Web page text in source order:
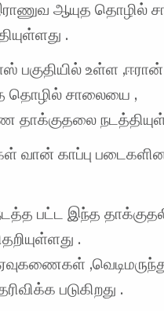
ஆயுத தொழில்
.
பகுதியில் உள்ள
தொழில் சாலையை ,
தாக்குதலை
வான் காப்பு
பட்ட இந்த
.
படுகிறது .